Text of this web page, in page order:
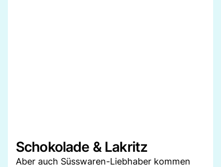
Schokolade & Lakritz
Aber auch Süsswaren-Liebhaber kommen